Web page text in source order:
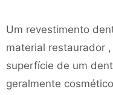
Um revestimento
material restaurador
superfície de um
geralmente